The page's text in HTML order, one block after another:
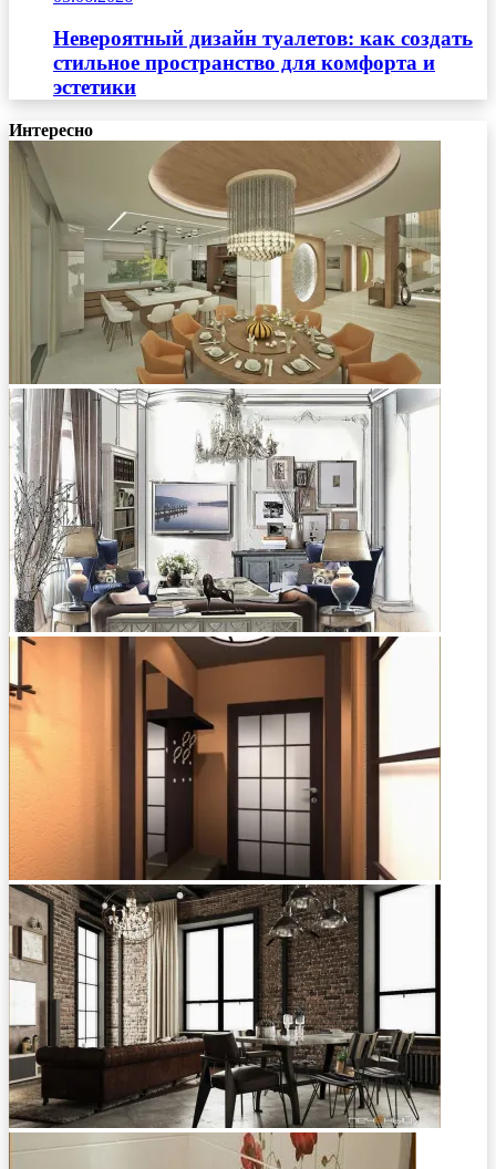
Невероятный дизайн туалетов: как создать
стильное пространство для комфорта и
эстетики
Интересно